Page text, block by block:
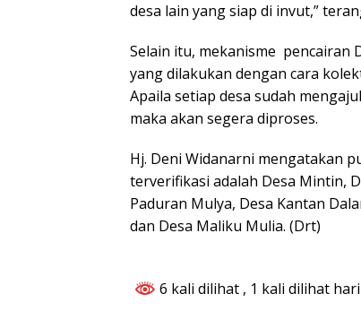
desa lain yang siap di invut,”
Selain itu, mekanisme pencairan
yang dilakukan dengan cara
Apaila setiap desa sudah
maka akan segera diproses.
Hj. Deni Widanarni mengatakan
terverifikasi adalah Desa Mintin,
Paduran Mulya, Desa Kantan
dan Desa Maliku Mulia. (Drt)
6 kali dilihat , 1 kali dilihat